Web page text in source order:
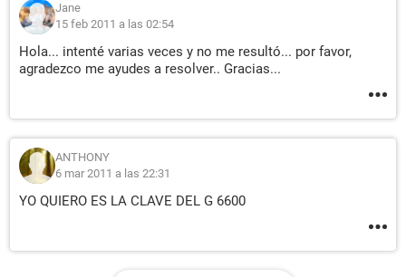
Jane
15 feb 2011 a las 02:54
Hola... intenté varias veces y no me resultó... por favor,
agradezco me ayudes a resolver.. Gracias...
ANTHONY
6 mar 2011 a las 22:31
YO QUIERO ES LA CLAVE DEL G 6600